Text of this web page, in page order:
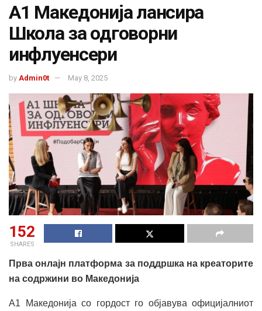
А1 Македонија лансира
Школа за одговорни
инфлуенсери
by Admin0t May 8, 2025
152
SHARES
Прва онлајн платформа за поддршка на креаторите
на содржини во Македонија
А1 Македонија со гордост го објавува официјалниот